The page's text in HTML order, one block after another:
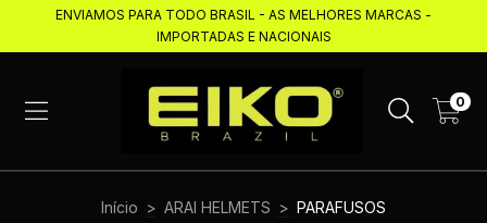
ENVIAMOS PARA TODO BRASIL - AS MELHORES MARCAS -
IMPORTADAS E NACIONAIS
0
Início > ARAI HELMETS > PARAFUSOS